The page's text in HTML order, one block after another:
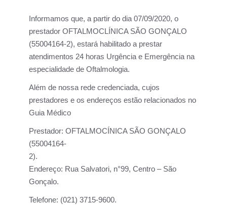
Informamos que, a partir do dia07/09/2020, o
prestador OFTALMOCLÍNICA SÃO GONÇALO
(55004164-2), estará habilitado a prestar
atendimentos 24 horas Urgência e Emergência na
especialidade de Oftalmologia.
Além de nossa rede credenciada, cujos
prestadores e os endereços estão relacionados no
Guia Médico
Prestador: OFTALMOCÍNICA SÃO GONÇALO
(55004164-
2).
Endereço: Rua Salvatori, n°99, Centro – São
Gonçalo.
Telefone: (021) 3715-9600.